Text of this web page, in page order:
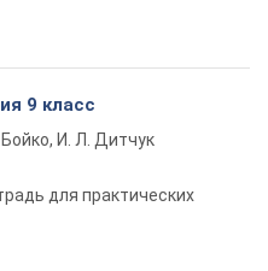
9 класс
И. Л. Дитчук
для практических